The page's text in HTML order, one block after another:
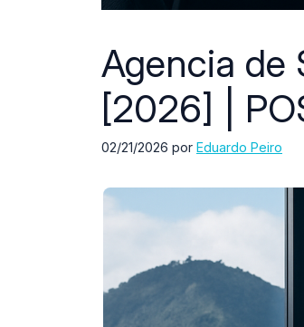
Agencia de
[2026] |
02/21/2026 por Eduardo Peiro